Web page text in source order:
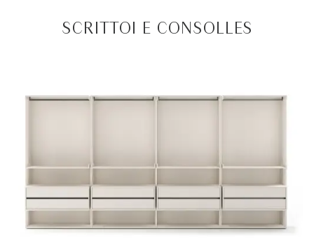
SCRITTOI E CONSOLLES